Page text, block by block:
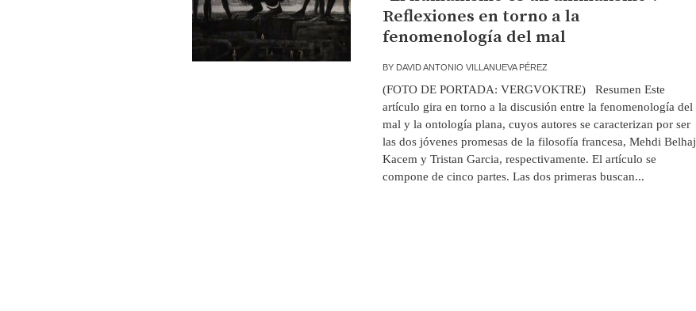
Reflexiones en torno a la
fenomenología del mal
BY DAVID ANTONIO VILLANUEVA PÉREZ
(FOTO DE PORTADA: VERGVOKTRE) Resumen Este
artículo gira en torno a la discusión entre la fenomenología del
mal y la ontología plana, cuyos autores se caracterizan por ser
las dos jóvenes promesas de la filosofía francesa, Mehdi Belhaj
Kacem y Tristan Garcia, respectivamente. El artículo se
compone de cinco partes. Las dos primeras buscan...